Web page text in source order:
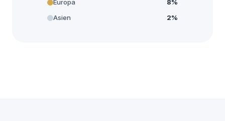
Europa
8%
Asien
2%